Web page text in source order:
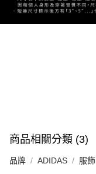
商品相關分類 (3)
品牌 ADIDAS 服飾